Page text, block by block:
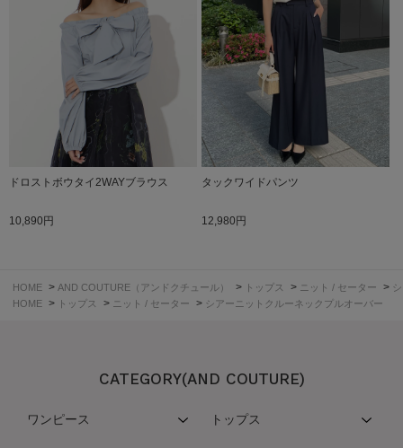
ドロストボウタイ2WAYブラウス
10,890円
タックワイドパンツ
12,980円
HOME > AND COUTURE（アンドクチュール） > トップス > ニット / セーター >
HOME > トップス > ニット / セーター > シアーニットクルーネックプルオーバー
CATEGORY(AND COUTURE)
ワンピース トップス